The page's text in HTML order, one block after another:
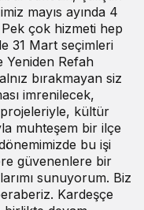
mayıs ayında 4
Pek çok hizmeti hep
31 Mart seçimleri
Yeniden Refah
bırakmayan siz
imrenilecek,
kültür
muhteşem bir ilçe
bu işi
güvenenlere bir
sunuyorum. Biz
Kardeşçe